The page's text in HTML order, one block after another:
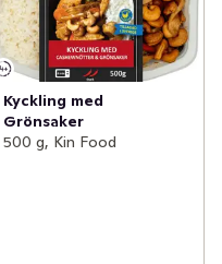
Kyckling med
Grönsaker
500 g, Kin Food